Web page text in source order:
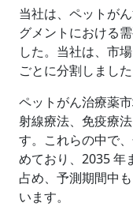
当社は、ペットが
グメントにおける
した。当社は、市
ごとに分割しました
ペットがん治療薬
射線療法、免疫療
す。これらの中で
めており、2035 年
占め、予測期間中
います。